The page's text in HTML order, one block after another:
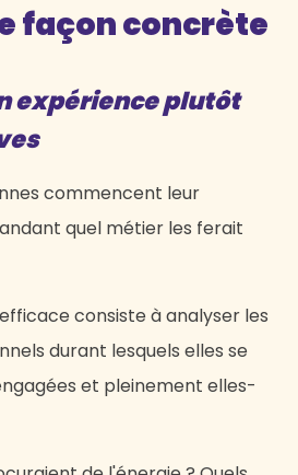
façon concrète
expérience plutôt
commencent leur
quel métier les ferait
consiste à analyser les
durant lesquels elles se
et pleinement elles-